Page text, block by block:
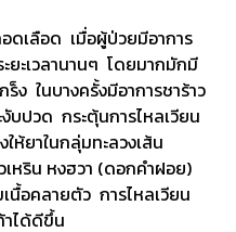
ดเลือด เมื่อผู้ป่วยมีอาการ
ยะเวลานานๆ โดยมากมักมี
ง ในบางครั้งมีอาการชาร้าว
บปวด กระตุ้นการไหลเวียน
ห้ยาในกลุ่มทะลวงเส้น
หริน หงฮวา (ดอกคำฝอย)
นื้อคลายตัว การไหลเวียน
าได้ดีขึ้น